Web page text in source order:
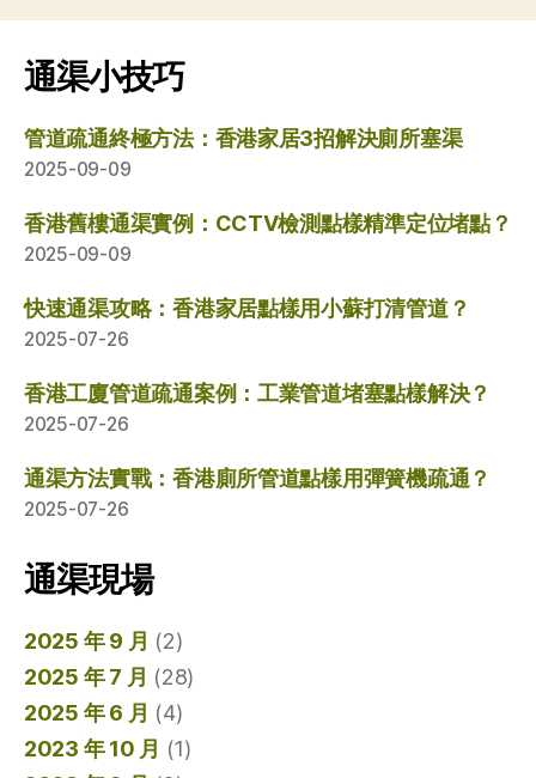
通渠小技巧
管道疏通終極方法：香港家居3招解決廁所塞渠
2025-09-09
香港舊樓通渠實例：CCTV檢測點樣精準定位堵點？
2025-09-09
快速通渠攻略：香港家居點樣用小蘇打清管道？
2025-07-26
香港工廈管道疏通案例：工業管道堵塞點樣解決？
2025-07-26
通渠方法實戰：香港廁所管道點樣用彈簧機疏通？
2025-07-26
通渠現場
2025 年 9 月 (2)
2025 年 7 月 (28)
2025 年 6 月 (4)
2023 年 10 月 (1)